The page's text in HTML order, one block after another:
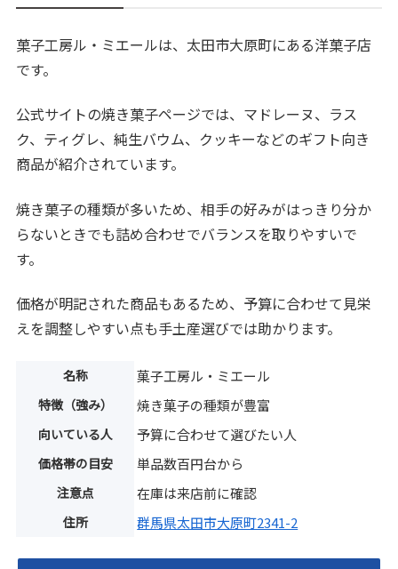
菓子工房ル・ミエールは、太田市大原町にある洋菓子店
です。
公式サイトの焼き菓子ページでは、マドレーヌ、ラス
ク、ティグレ、純生バウム、クッキーなどのギフト向き
商品が紹介されています。
焼き菓子の種類が多いため、相手の好みがはっきり分か
らないときでも詰め合わせでバランスを取りやすいで
す。
価格が明記された商品もあるため、予算に合わせて見栄
えを調整しやすい点も手土産選びでは助かります。
名称 菓子工房ル・ミエール
特徴（強み） 焼き菓子の種類が豊富
向いている人 予算に合わせて選びたい人
価格帯の目安 単品数百円台から
注意点 在庫は来店前に確認
住所 群馬県太田市大原町2341-2